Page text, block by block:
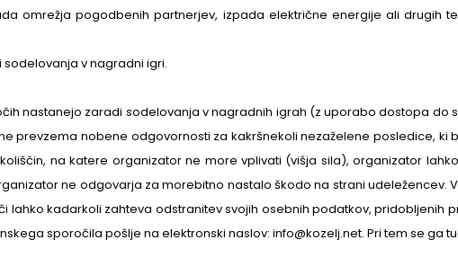
omrežja pogodbenih partnerjev, izpada električne energije ali drugih
sodelovanja v nagradni igri.
nastanejo zaradi sodelovanja v nagradnih igrah (z uporabo dostopa do
prevzema nobene odgovornosti za kakršnekoli nezaželene posledice, ki
na katere organizator ne more vplivati (višja sila), organizator
ne odgovarja za morebitno nastalo škodo na strani udeležencev.
lahko kadarkoli zahteva odstranitev svojih osebnih podatkov, pridobljenih
sporočila pošlje na elektronski naslov: info@kozelj.net. Pri tem se ga